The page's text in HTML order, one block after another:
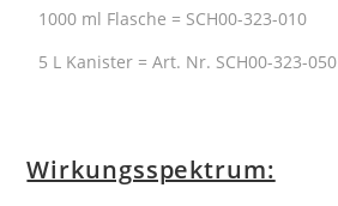
1000 ml Flasche = SCH00-323-010
5 L Kanister = Art. Nr. SCH00-323-050
Wirkungsspektrum: